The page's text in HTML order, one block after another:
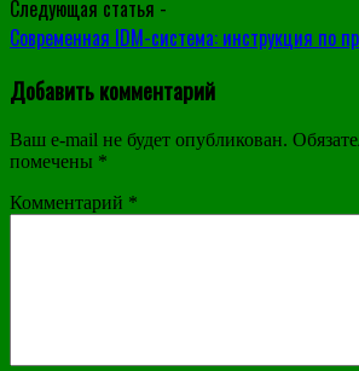
Следующая статья -
Современная IDM-система: инструкция по
Добавить комментарий
Ваш e-mail не будет опубликован.
помечены *
Комментарий *